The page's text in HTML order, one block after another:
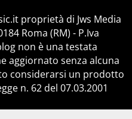
proprietà di Jws Media
Roma (RM) - P.Iva
non è una testata
aggiornato senza alcuna
considerarsi un prodotto
n. 62 del 07.03.2001